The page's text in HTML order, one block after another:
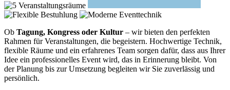
Ob Tagung, Kongress oder Kultur – wir bieten den perfekten
Rahmen für Veranstaltungen, die begeistern. Hochwertige Technik,
flexible Räume und ein erfahrenes Team sorgen dafür, dass aus Ihrer
Idee ein professionelles Event wird, das in Erinnerung bleibt. Von
der Planung bis zur Umsetzung begleiten wir Sie zuverlässig und
persönlich.